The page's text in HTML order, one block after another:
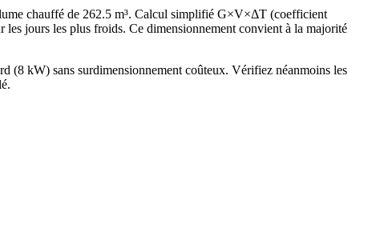
chauffé de 262.5 m³. Calcul simplifié G×V×ΔT (coefficient
jours les plus froids. Ce dimensionnement convient à la majorité
(8 kW) sans surdimensionnement coûteux. Vérifiez néanmoins les